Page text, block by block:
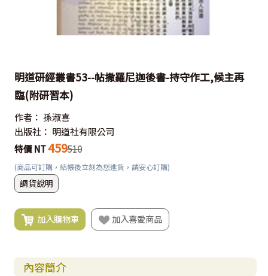
明道研經叢書53--帖撒羅尼迦後書-持守作工,候主再
臨(附研習本)
作者： 孫淑喜
出版社： 明道社有限公司
特價 NT459510
(商品可訂購，結帳後立刻為您進貨，請安心訂購)
調貨說明
加入購物車 加入喜愛商品
內容簡介